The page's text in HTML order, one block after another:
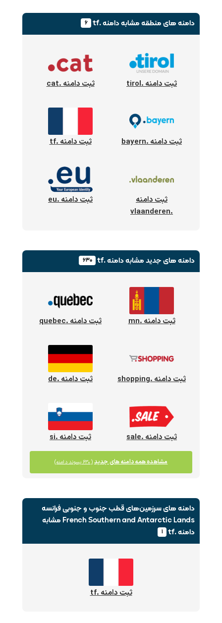
دامنه های منطقهمشابه دامنه .tf ۶
ثبت دامنه .tirol ثبت دامنه .cat
ثبت دامنه .bayern ثبت دامنه .tf
ثبت دامنه
.vlaanderen
ثبت دامنه .eu
دامنه های جدیدمشابه دامنه .tf ۶۳۰
ثبت دامنه .mn ثبت دامنه .quebec
ثبت دامنه .shopping ثبت دامنه .de
ثبت دامنه .sale ثبت دامنه .si
مشاهده همه دامنه های جدید (۶۳۰ پسوند دامنه)
دامنه های سرزمین‌های قطب جنوب و جنوبی فرانسه
French Southern and Antarctic Lands مشابه
دامنه .tf
۱
ثبت دامنه .tf